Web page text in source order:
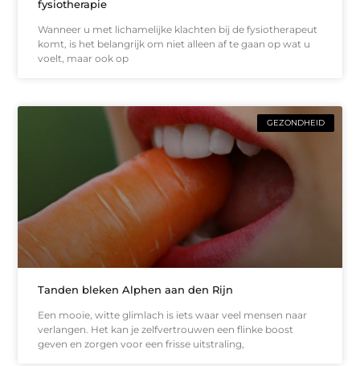
fysiotherapie
Wanneer u met lichamelijke klachten bij de fysiotherapeut
komt, is het belangrijk om niet alleen af te gaan op wat u
voelt, maar ook op
GEZONDHEID
Tanden bleken Alphen aan den Rijn
Een mooie, witte glimlach is iets waar veel mensen naar
verlangen. Het kan je zelfvertrouwen een flinke boost
geven en zorgen voor een frisse uitstraling,